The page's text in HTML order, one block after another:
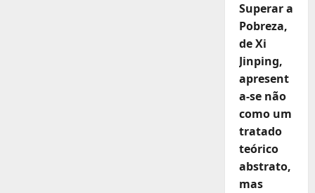
Superar a
Pobreza,
de Xi
Jinping,
apresent
a-se não
como um
tratado
teórico
abstrato,
mas